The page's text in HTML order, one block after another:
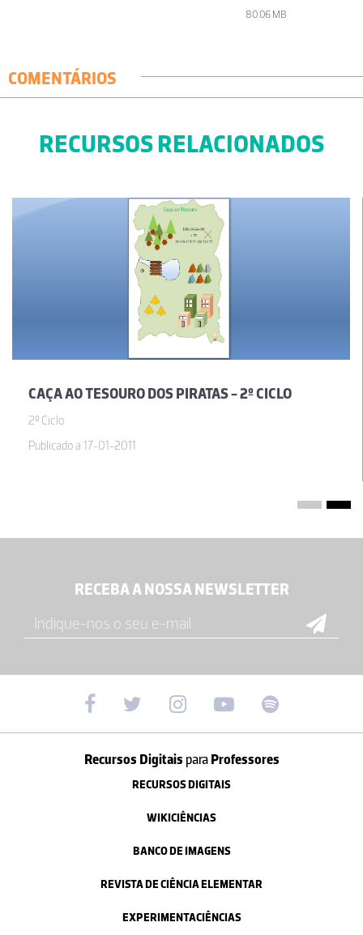
80.06 MB
COMENTÁRIOS
RECURSOS RELACIONADOS
CAÇA AO TESOURO DOS PIRATAS - 2º CICLO
2º Ciclo
Publicado a 17-01-2011
RECEBA A NOSSA NEWSLETTER
Recursos Digitais paraProfessores
RECURSOS DIGITAIS
WIKICIÊNCIAS
BANCO DE IMAGENS
REVISTA DE CIÊNCIA ELEMENTAR
EXPERIMENTACIÊNCIAS